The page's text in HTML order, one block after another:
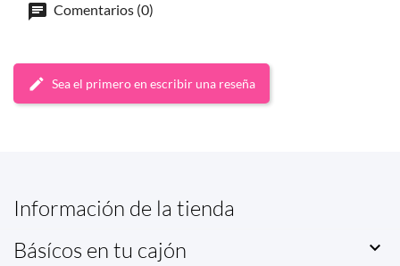
Comentarios (0)
Sea el primero en escribir una reseña
Información de la tienda
Básícos en tu cajón
